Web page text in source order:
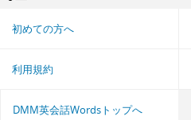
初めての方へ
利用規約
DMM英会話Wordsトップへ